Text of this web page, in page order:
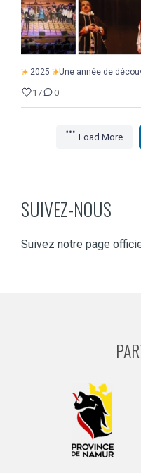
2025 Une année de
17 0
Load More
SUIVEZ-NOUS
Suivez notre page